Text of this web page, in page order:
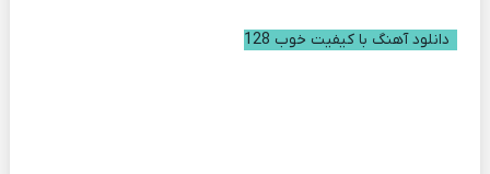
دانلود آهنگ با کیفیت خوب 128